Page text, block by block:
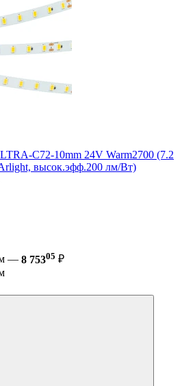
C72-10mm 24V Warm2700 (7.2
высок.эфф.200 лм/Вт)
м — 8 75305 ₽